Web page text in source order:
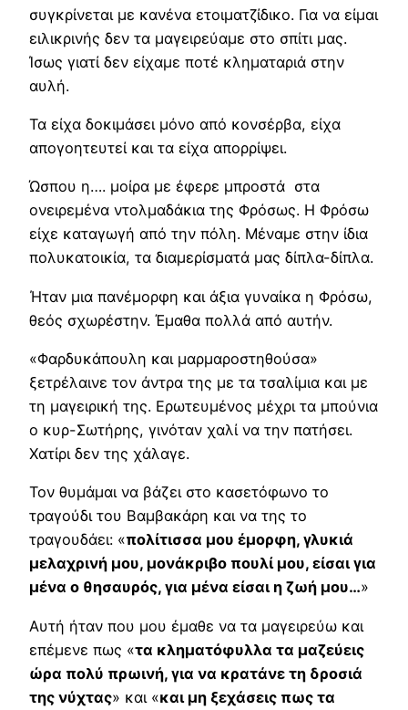
συγκρίνεται με κανένα ετοιματζίδικο. Για να είμαι
ειλικρινής δεν τα μαγειρεύαμε στο σπίτι μας.
Ίσως γιατί δεν είχαμε ποτέ κληματαριά στην
αυλή.
Τα είχα δοκιμάσει μόνο από κονσέρβα, είχα
απογοητευτεί και τα είχα απορρίψει.
Ώσπου η…. μοίρα με έφερε μπροστά στα
ονειρεμένα ντολμαδάκια της Φρόσως. Η Φρόσω
είχε καταγωγή από την πόλη. Μέναμε στην ίδια
πολυκατοικία, τα διαμερίσματά μας δίπλα-δίπλα.
Ήταν μια πανέμορφη και άξια γυναίκα η Φρόσω,
θεός σχωρέστην. Έμαθα πολλά από αυτήν.
«Φαρδυκάπουλη και μαρμαροστηθούσα»
ξετρέλαινε τον άντρα της με τα τσαλίμια και με
τη μαγειρική της. Ερωτευμένος μέχρι τα μπούνια
ο κυρ-Σωτήρης, γινόταν χαλί να την πατήσει.
Χατίρι δεν της χάλαγε.
Τον θυμάμαι να βάζει στο κασετόφωνο το
τραγούδι του Βαμβακάρη και να της το
τραγουδάει: «πολίτισσα μου έμορφη, γλυκιά
μελαχρινή μου, μονάκριβo πουλί μου, είσαι για
μένα ο θησαυρός, για μένα είσαι η ζωή μου…»
Αυτή ήταν που μου έμαθε να τα μαγειρεύω και
επέμενε πως «τα κληματόφυλλα τα μαζεύεις
ώρα πολύ πρωινή, για να κρατάνε τη δροσιά
της νύχτας» και «και μη ξεχάσεις πως τα